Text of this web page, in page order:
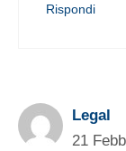
Rispondi
Legal
21